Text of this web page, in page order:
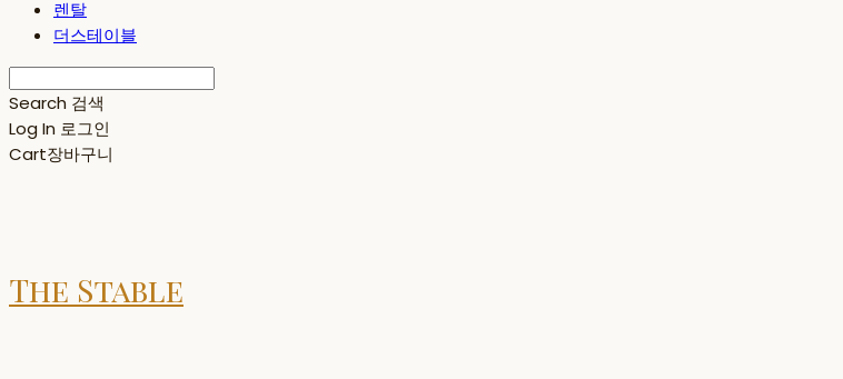
렌탈
더스테이블
Search 검색
Log In 로그인
Cart장바구니
The Stable